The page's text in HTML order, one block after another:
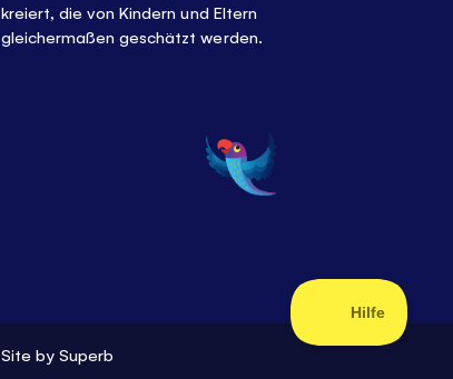
kreiert, die von Kindern und Eltern
gleichermaßen geschätzt werden.
Site bySuperb